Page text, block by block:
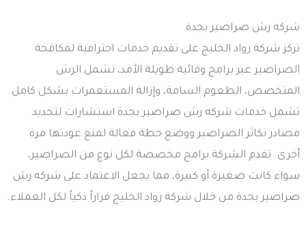
شركه رش صراصير بجدة
تركز شركة رواد الخليج على تقديم خدمات احترافية لمكافحة
الصراصير عبر برامج وقائية طويلة الأمد، تشمل الرش
المتخصص، الطعوم السامة، وإزالة المستعمرات بشكل كامل.
تشمل خدمات شركه رش صراصير بجدة استشارات لتحديد
مصادر تكاثر الصراصير ووضع خطة فعالة لمنع عودتها مرة
أخرى. تقدم الشركة برامج مخصصة لكل نوع من الصراصير،
سواء كانت صغيرة أو كبيرة، مما يجعل الاعتماد على شركه رش
صراصير بجدة من خلال شركة رواد الخليج قراراً ذكياً لكل العملاء.